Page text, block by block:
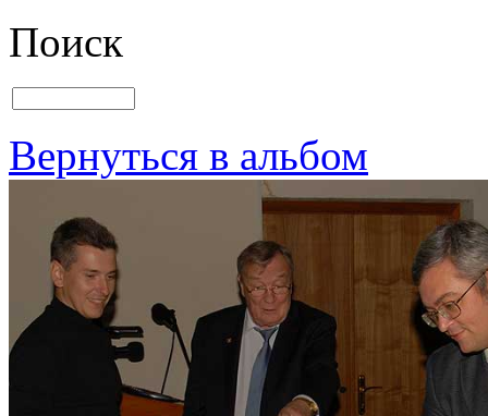
Поиск
Вернуться в альбом